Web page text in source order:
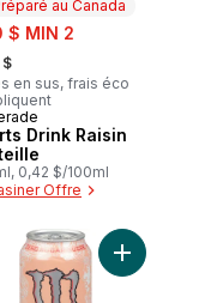
au Canada
$ MIN 2
$
en sus, frais éco
au Canada
Drink Raisin
0,42 $/100ml
Offre
Vanille au
Ajouter